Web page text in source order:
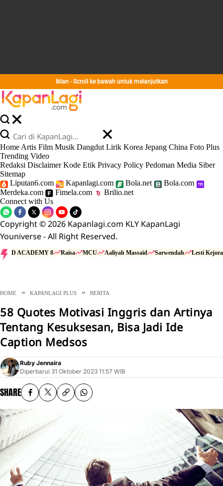
Iklan - Scroll ke bawah untuk melanjutkan
Home Artis Film Musik Dangdut Lirik Korea Jepang China Foto Plus
Trending Video
Redaksi Disclaimer Kode Etik Privacy Policy Pedoman Media Siber
Sitemap
Liputan6.com
Kapanlagi.com Bola.net
Bola.com
Merdeka.com
Fimela.com
Brilio.net
Connect with Us
Copyright © 2026 Kapanlagi.com KLY KapanLagi
Youniverse - All Right Reserved.
D ACADEMY 8 Raisa MCU Aaliyah Massaid Sarwendah Lesti Kejora
HOME KAPANLAGI PLUS BERITA
58 Quotes Motivasi Inggris dan Artinya
Tentang Kesuksesan, Bisa Jadi Ide
Caption Medsos
Ruby Jennaira
Diperbarui 31 Oktober 2023 11:57 WIB
SHARE